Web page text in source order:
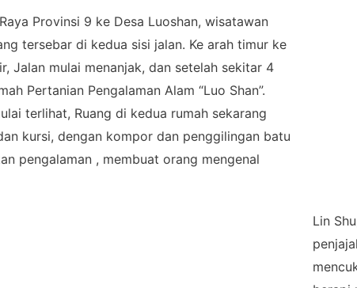
Provinsi 9 ke Desa Luoshan, wisatawan
tersebar di kedua sisi jalan. Ke arah timur ke
Jalan mulai menanjak, dan setelah sekitar 4
Pertanian Pengalaman Alam “Luo Shan”.
terlihat, Ruang di kedua rumah sekarang
kursi, dengan kompor dan penggilingan batu
pengalaman , membuat orang mengenal
Lin